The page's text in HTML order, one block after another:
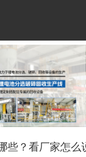
些？看厂家怎么